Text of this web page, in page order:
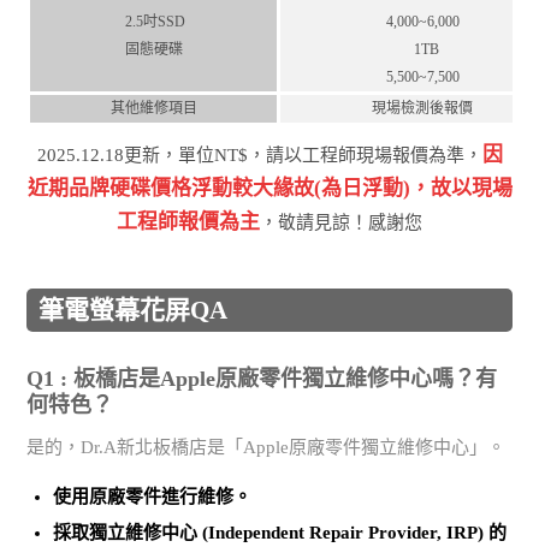
2.5吋SSD
固態硬碟
4,000~6,000
1TB
5,500~7,500
其他維修項目
現場檢測後報價
2025.12.18更新，單位NT$，請以工程師現場報價為準， 因
近期品牌硬碟價格浮動較⼤緣故(為⽇浮動)，故以現場
⼯程師報價為主 ，敬請⾒諒！感謝您
筆電螢幕花屏QA
Q1 : 板橋店是Apple原廠零件獨立維修中心嗎？有
何特色？
是的，Dr.A新北板橋店是「Apple原廠零件獨立維修中心」。
使用原廠零件進行維修。
採取獨立維修中心 (Independent Repair Provider, IRP) 的